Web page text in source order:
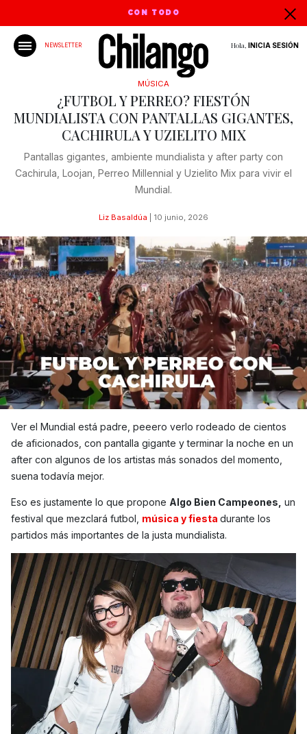
CON TODO
NEWSLETTER Hola, INICIA SESIÓN
MÚSICA
¿FUTBOL Y PERREO? FIESTÓN
MUNDIALISTA CON PANTALLAS GIGANTES,
CACHIRULA Y UZIELITO MIX
Pantallas gigantes, ambiente mundialista y after party con
Cachirula, Loojan, Perreo Millennial y Uzielito Mix para vivir el
Mundial.
Liz Basaldúa 10 junio, 2026
Ver el Mundial está padre, peeero verlo rodeado de cientos
de aficionados, con pantalla gigante y terminar la noche en un
after con algunos de los artistas más sonados del momento,
suena todavía mejor.
Eso es justamente lo que propone Algo Bien Campeones, un
festival que mezclará futbol, música y fiesta durante los
partidos más importantes de la justa mundialista.